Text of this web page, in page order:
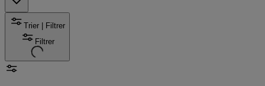
Trier | Filtrer
Filtrer